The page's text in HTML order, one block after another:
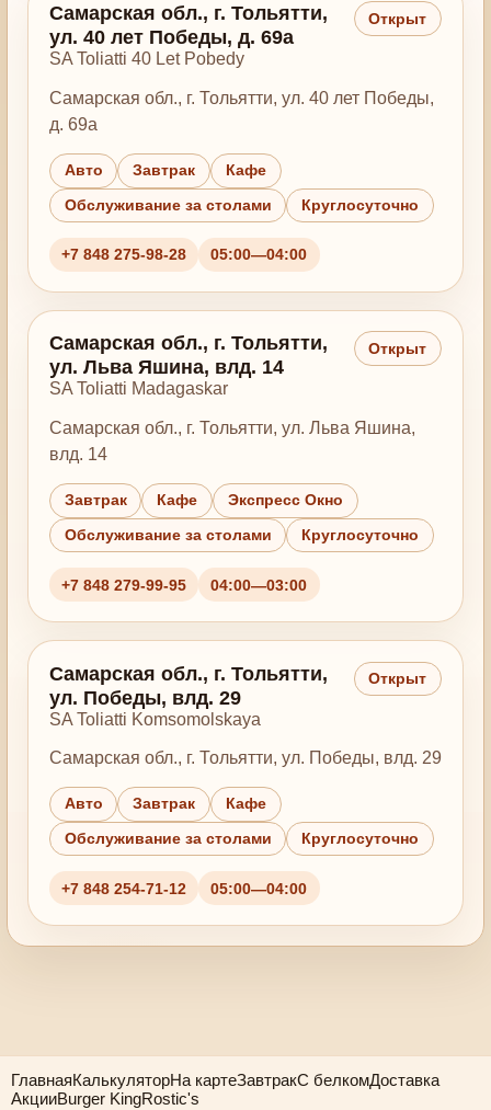
Самарская обл., г. Тольятти,
ул. 40 лет Победы, д. 69а
SA Toliatti 40 Let Pobedy
Открыт
Самарская обл., г. Тольятти, ул. 40 лет Победы,
д. 69а
Авто Завтрак Кафе
Обслуживание за столами Круглосуточно
+7 848 275-98-28 05:00—04:00
Самарская обл., г. Тольятти,
ул. Льва Яшина, влд. 14
SA Toliatti Madagaskar
Открыт
Самарская обл., г. Тольятти, ул. Льва Яшина,
влд. 14
Завтрак Кафе Экспресс Окно
Обслуживание за столами Круглосуточно
+7 848 279-99-95 04:00—03:00
Самарская обл., г. Тольятти,
ул. Победы, влд. 29
SA Toliatti Komsomolskaya
Открыт
Самарская обл., г. Тольятти, ул. Победы, влд. 29
Авто Завтрак Кафе
Обслуживание за столами Круглосуточно
+7 848 254-71-12 05:00—04:00
ГлавнаяКалькуляторНа картеЗавтракС белкомДоставка
АкцииBurger KingRostic's